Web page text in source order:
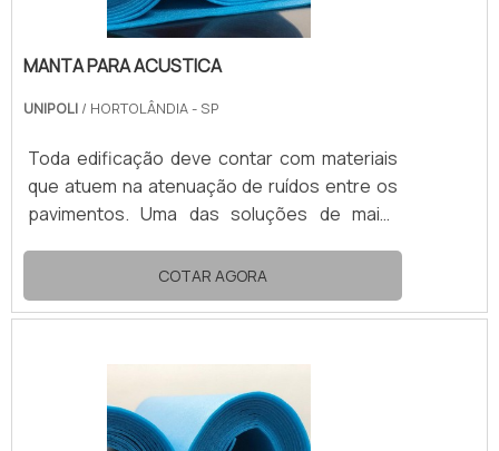
MANTA PARA ACUSTICA
UNIPOLI / HORTOLÂNDIA - SP
Toda edificação deve contar com materiais
que atuem na atenuação de ruídos entre os
pavimentos. Uma das soluções de maior
acustica.Composta por polietileno
expandido (EPE), a manta acustica impede a
passagem de grande parte das vibrações
separados de um mesmo prédio.VANTAGENS
DA MANTA ACUSTICA COMPOSTA EM EPEA
COTAR AGORA